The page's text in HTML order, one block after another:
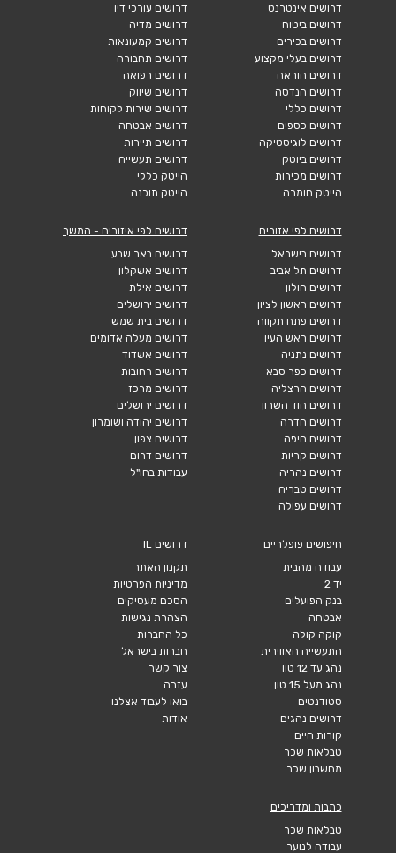
דרושים אינטרנט
דרושים ביטוח
דרושים בכירים
דרושים בעלי מקצוע
דרושים הוראה
דרושים הנדסה
דרושים כללי
דרושים כספים
דרושים לוגיסטיקה
דרושים ביוטק
דרושים מכירות
הייטק חומרה
דרושים עורכי דין
דרושים מדיה
דרושים קמעונאות
דרושים תחבורה
דרושים רפואה
דרושים שיווק
דרושים שירות לקוחות
דרושים אבטחה
דרושים תיירות
דרושים תעשייה
הייטק כללי
הייטק תוכנה
דרושים לפי אזורים
דרושים בישראל
דרושים תל אביב
דרושים חולון
דרושים ראשון לציון
דרושים פתח תקווה
דרושים ראש העין
דרושים נתניה
דרושים כפר סבא
דרושים הרצליה
דרושים הוד השרון
דרושים חדרה
דרושים חיפה
דרושים קריות
דרושים נהריה
דרושים טבריה
דרושים עפולה
דרושים לפי איזורים - המשך
דרושים באר שבע
דרושים אשקלון
דרושים אילת
דרושים ירושלים
דרושים בית שמש
דרושים מעלה אדומים
דרושים אשדוד
דרושים רחובות
דרושים מרכז
דרושים ירושלים
דרושים יהודה ושומרון
דרושים צפון
דרושים דרום
עבודות בחו"ל
חיפושים פופלריים
עבודה מהבית
יד 2
בנק הפועלים
אבטחה
קוקה קולה
התעשייה האווירית
נהג עד 12 טון
נהג מעל 15 טון
סטודנטים
דרושים נהגים
קורות חיים
טבלאות שכר
מחשבון שכר
דרושים IL
תקנון האתר
מדיניות הפרטיות
הסכם מעסיקים
הצהרת נגישות
כל החברות
חברות בישראל
צור קשר
עזרה
בואו לעבוד אצלנו
אודות
כתבות ומדריכים
טבלאות שכר
עבודה לנוער